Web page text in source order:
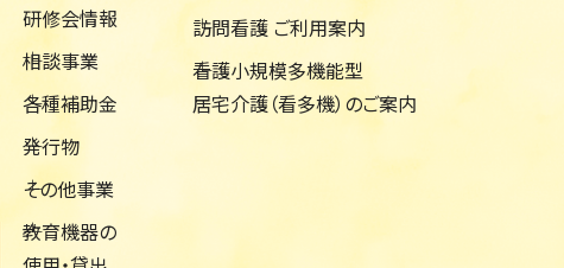
研修会情報
相談事業
各種補助金
発行物
その他事業
教育機器の
訪問看護 ご利用案内
看護小規模多機能型
居宅介護（看多機）のご案内